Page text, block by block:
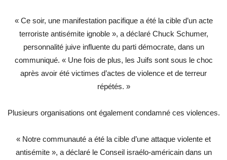
« Ce soir, une manifestation pacifique a été la cible d’un acte
terroriste antisémite ignoble », a déclaré Chuck Schumer,
personnalité juive influente du parti démocrate, dans un
communiqué. « Une fois de plus, les Juifs sont sous le choc
après avoir été victimes d’actes de violence et de terreur
répétés. »
Plusieurs organisations ont également condamné ces violences.
« Notre communauté a été la cible d’une attaque violente et
antisémite », a déclaré le Conseil israélo-américain dans un